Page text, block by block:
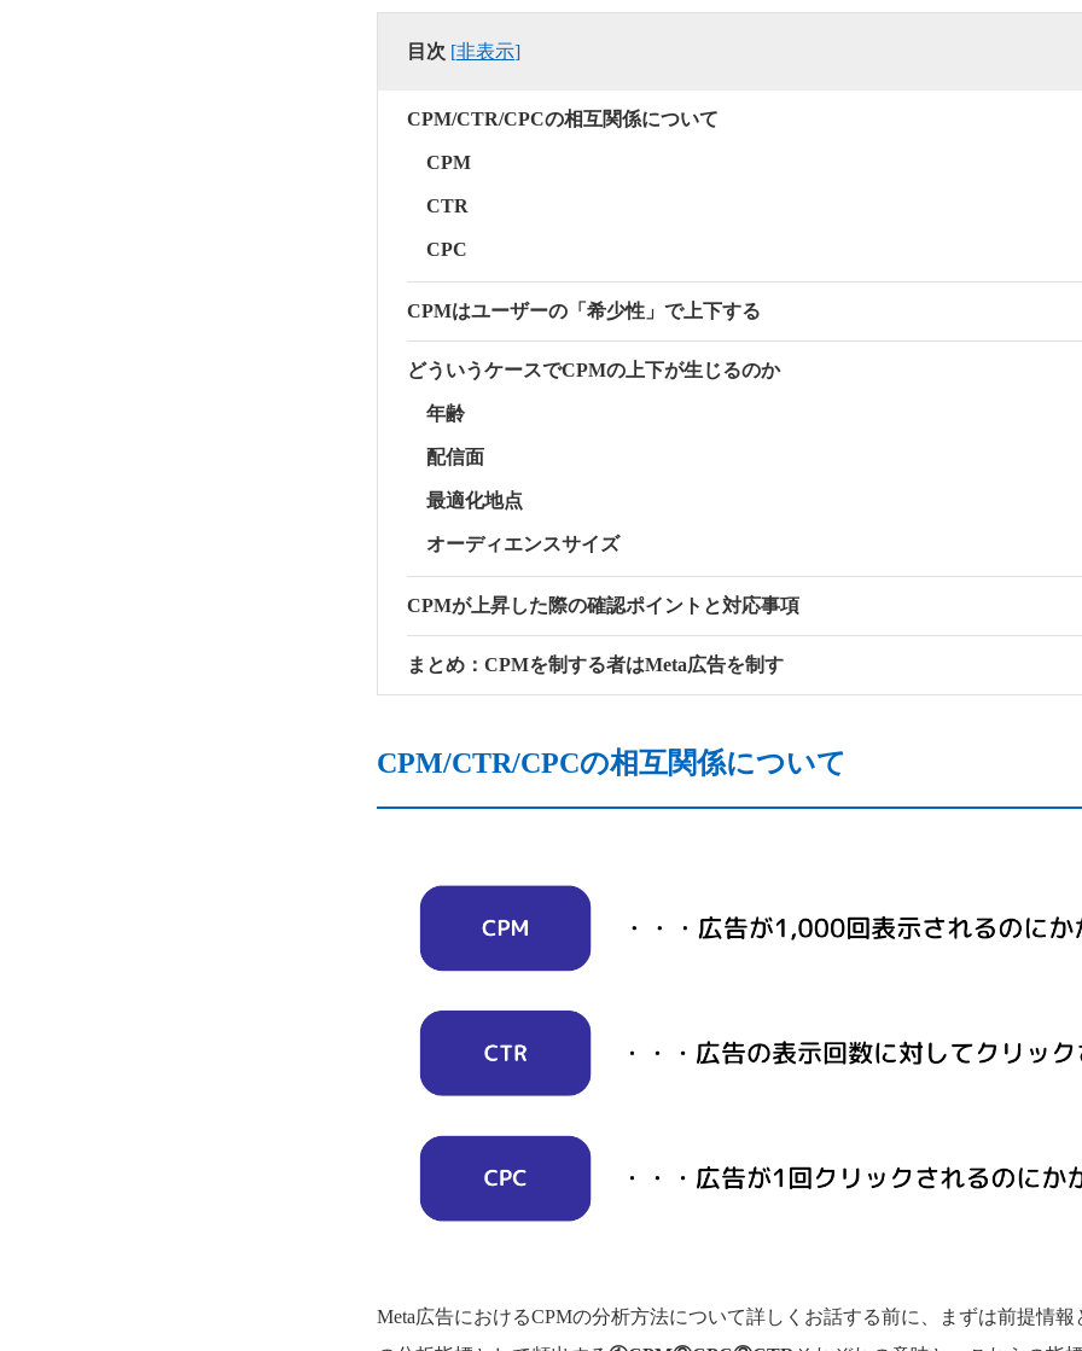
目次 [非表示]
CPM/CTR/CPCの相互関係について
CPM
CTR
CPC
CPMはユーザーの「希少性」で上下する
どういうケースでCPMの上下が生じるのか
年齢
配信面
最適化地点
オーディエンスサイズ
CPMが上昇した際の確認ポイントと対応事項
まとめ：CPMを制する者はMeta広告を制す
CPM/CTR/CPCの相互関係について
Meta広告におけるCPMの分析方法について詳しくお話する前に、まずは前提情報